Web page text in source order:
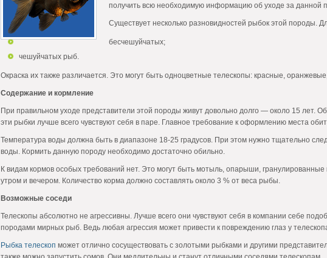
получить всю необходимую информацию об уходе за данной
Существует несколько разновидностей рыбок этой породы.
бесчешуйчатых;
чешуйчатых рыб.
Окраска их также различается. Это могут быть одноцветные телескопы: красные,
Содержание и кормление
При правильном уходе представители этой породы живут довольно долго — около 15 лет.
эти рыбки лучше всего чувствуют себя в паре. Главное требование к оформлению места
Температура воды должна быть в диапазоне 18-25 градусов. При этом нужно тщательно
воды. Кормить данную породу необходимо достаточно обильно.
К видам кормов особых требований нет. Это могут быть мотыль, опарыши,
утром и вечером. Количество корма должно составлять около 3 % от веса рыбы.
Возможные соседи
Телескопы абсолютно не агрессивны. Лучше всего они чувствуют себя в компании себе
породами мирных рыб. Ведь любая агрессия может привести к повреждению глаз у
Рыбка телескоп может отлично сосуществовать с золотыми рыбками и другими